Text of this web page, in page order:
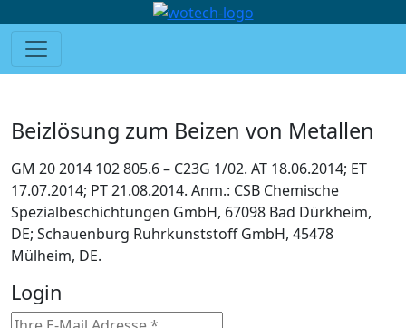
Beizlösung zum Beizen von Metallen
GM 20 2014 102 805.6 – C23G 1/02. AT 18.06.2014; ET
17.07.2014; PT 21.08.2014. Anm.: CSB Chemische
Spezialbeschichtungen GmbH, 67098 Bad Dürkheim,
DE; Schauenburg Ruhrkunststoff GmbH, 45478
Mülheim, DE.
Login